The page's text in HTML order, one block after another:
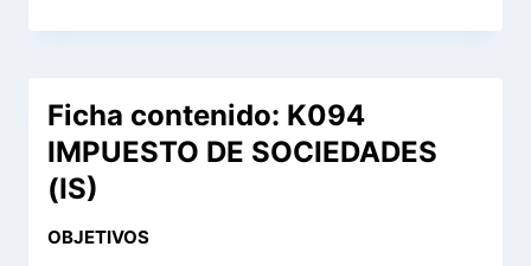
Ficha contenido: K094
IMPUESTO DE SOCIEDADES
(IS)
OBJETIVOS